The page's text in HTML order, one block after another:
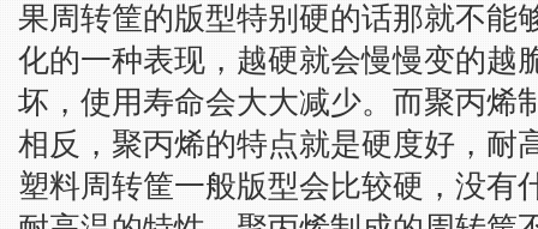
果周转筐的版型特别硬的话那就不能
化的一种表现，越硬就会慢慢变的越
坏，使用寿命会大大减少。而聚丙烯
相反，聚丙烯的特点就是硬度好，耐
塑料周转筐一般版型会比较硬，没有